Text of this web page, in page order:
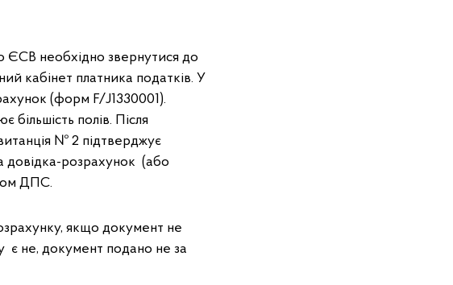
ЄСВ необхідно звернутися до
кабінет платника податків. У
(форм F/J1330001).
полів. Після
№ 2 підтверджує
розрахунок (або
ДПС.
якщо документ не
є не, документ подано не за